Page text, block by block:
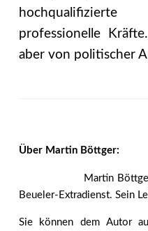
professionelle
aber von politischer
Über Martin Böttger:
Martin
Beueler-Extradienst. Sein
Sie können dem Autor